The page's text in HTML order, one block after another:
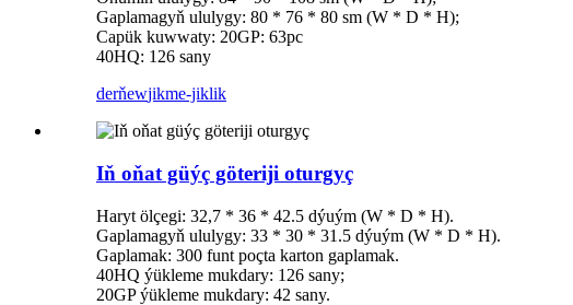
Gaplamagyň ululygy: 80 * 76 * 80 sm (W * D * H);
Capük kuwwaty: 20GP: 63pc
40HQ: 126 sany
derňewjikme-jiklik
Iň oňat güýç göteriji oturgyç
Haryt ölçegi: 32,7 * 36 * 42.5 dýuým (W * D * H).
Gaplamagyň ululygy: 33 * 30 * 31.5 dýuým (W * D * H).
Gaplamak: 300 funt poçta karton gaplamak.
40HQ ýükleme mukdary: 126 sany;
20GP ýükleme mukdary: 42 sany.